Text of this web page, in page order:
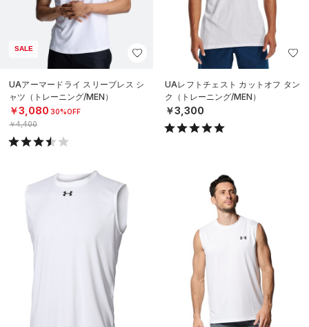
SALE
UAアーマードライ スリーブレス シ
ャツ（トレーニング/MEN）
￥3,080 30%OFF
￥4,400
UAレフトチェスト カットオフ タン
ク（トレーニング/MEN）
￥3,300